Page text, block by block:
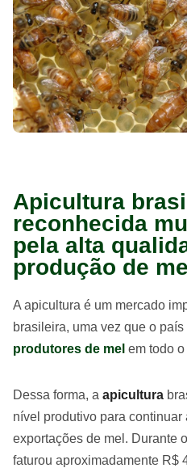
Apicultura
reconhecida
pela alta
produção de
A apicultura é um mercado
brasileira, uma vez que o
produtores de mel em todo
Dessa forma, a apicultura
nível produtivo para
exportações de mel. Durante
faturou aproximadamente R$